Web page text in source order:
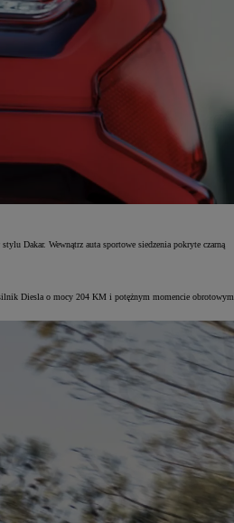
Dakar. Wewnątrz auta sportowe siedzenia pokryte czarną
Diesla o mocy 204 KM i potężnym momencie obrotowym